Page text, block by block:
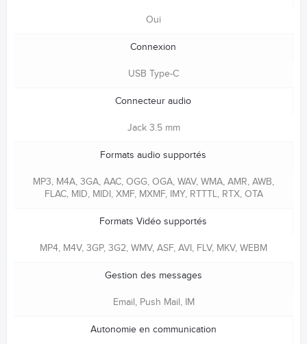
Oui
Connexion
USB Type-C
Connecteur audio
Jack 3.5 mm
Formats audio supportés
MP3, M4A, 3GA, AAC, OGG, OGA, WAV, WMA, AMR, AWB,
FLAC, MID, MIDI, XMF, MXMF, IMY, RTTTL, RTX, OTA
Formats Vidéo supportés
MP4, M4V, 3GP, 3G2, WMV, ASF, AVI, FLV, MKV, WEBM
Gestion des messages
Email, Push Mail, IM
Autonomie en communication